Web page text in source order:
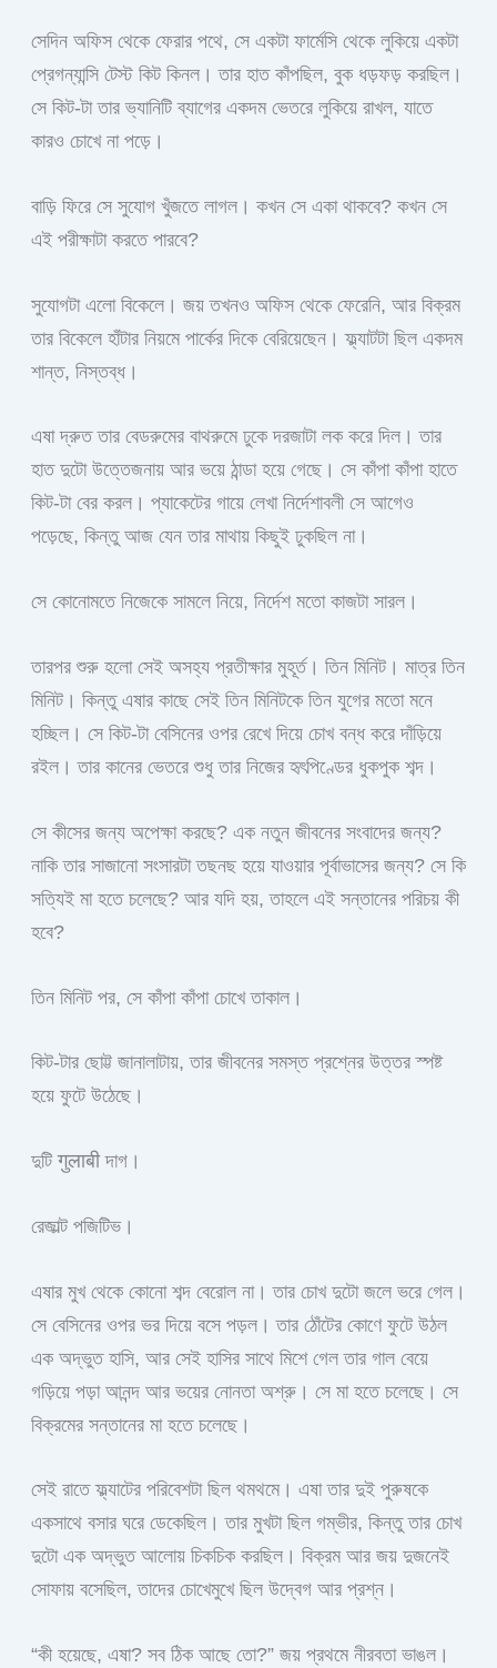
সেদিন অফিস থেকে ফেরার পথে, সে একটা ফার্মেসি থেকে লুকিয়ে একটা
প্রেগন্যান্সি টেস্ট কিট কিনল। তার হাত কাঁপছিল, বুক ধড়ফড় করছিল।
সে কিট-টা তার ভ্যানিটি ব্যাগের একদম ভেতরে লুকিয়ে রাখল, যাতে
কারও চোখে না পড়ে।
বাড়ি ফিরে সে সুযোগ খুঁজতে লাগল। কখন সে একা থাকবে? কখন সে
এই পরীক্ষাটা করতে পারবে?
সুযোগটা এলো বিকেলে। জয় তখনও অফিস থেকে ফেরেনি, আর বিক্রম
তার বিকেলে হাঁটার নিয়মে পার্কের দিকে বেরিয়েছেন। ফ্ল্যাটটা ছিল একদম
শান্ত, নিস্তব্ধ।
এষা দ্রুত তার বেডরুমের বাথরুমে ঢুকে দরজাটা লক করে দিল। তার
হাত দুটো উত্তেজনায় আর ভয়ে ঠান্ডা হয়ে গেছে। সে কাঁপা কাঁপা হাতে
কিট-টা বের করল। প্যাকেটের গায়ে লেখা নির্দেশাবলী সে আগেও
পড়েছে, কিন্তু আজ যেন তার মাথায় কিছুই ঢুকছিল না।
সে কোনোমতে নিজেকে সামলে নিয়ে, নির্দেশ মতো কাজটা সারল।
তারপর শুরু হলো সেই অসহ্য প্রতীক্ষার মুহূর্ত। তিন মিনিট। মাত্র তিন
মিনিট। কিন্তু এষার কাছে সেই তিন মিনিটকে তিন যুগের মতো মনে
হচ্ছিল। সে কিট-টা বেসিনের ওপর রেখে দিয়ে চোখ বন্ধ করে দাঁড়িয়ে
রইল। তার কানের ভেতরে শুধু তার নিজের হৃৎপিণ্ডের ধুকপুক শব্দ।
সে কীসের জন্য অপেক্ষা করছে? এক নতুন জীবনের সংবাদের জন্য?
নাকি তার সাজানো সংসারটা তছনছ হয়ে যাওয়ার পূর্বাভাসের জন্য? সে কি
সত্যিই মা হতে চলেছে? আর যদি হয়, তাহলে এই সন্তানের পরিচয় কী
হবে?
তিন মিনিট পর, সে কাঁপা কাঁপা চোখে তাকাল।
কিট-টার ছোট্ট জানালাটায়, তার জীবনের সমস্ত প্রশ্নের উত্তর স্পষ্ট
হয়ে ফুটে উঠেছে।
দুটি गुलाबी দাগ।
রেজাল্ট পজিটিভ।
এষার মুখ থেকে কোনো শব্দ বেরোল না। তার চোখ দুটো জলে ভরে গেল।
সে বেসিনের ওপর ভর দিয়ে বসে পড়ল। তার ঠোঁটের কোণে ফুটে উঠল
এক অদ্ভুত হাসি, আর সেই হাসির সাথে মিশে গেল তার গাল বেয়ে
গড়িয়ে পড়া আনন্দ আর ভয়ের নোনতা অশ্রু। সে মা হতে চলেছে। সে
বিক্রমের সন্তানের মা হতে চলেছে।
সেই রাতে ফ্ল্যাটের পরিবেশটা ছিল থমথমে। এষা তার দুই পুরুষকে
একসাথে বসার ঘরে ডেকেছিল। তার মুখটা ছিল গম্ভীর, কিন্তু তার চোখ
দুটো এক অদ্ভুত আলোয় চিকচিক করছিল। বিক্রম আর জয় দুজনেই
সোফায় বসেছিল, তাদের চোখেমুখে ছিল উদ্বেগ আর প্রশ্ন।
“কী হয়েছে, এষা? সব ঠিক আছে তো?” জয় প্রথমে নীরবতা ভাঙল।